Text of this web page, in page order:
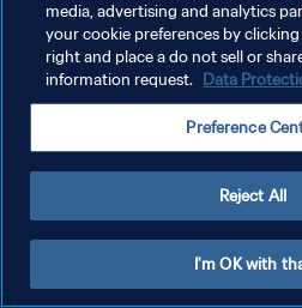
media, advertising and analytics
your cookie preferences by
right and place a do not sell or
information request. Data
Preference
Reject All
I'm OK with